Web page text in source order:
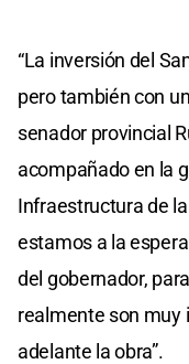
“La inversión del
pero también con
senador provincial
acompañado en la
Infraestructura de
estamos a la
del gobernador,
realmente son muy
adelante la obra”.